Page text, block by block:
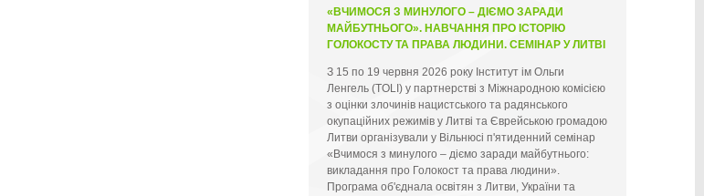
«ВЧИМОСЯ З МИНУЛОГО – ДІЄМО ЗАРАДИ
МАЙБУТНЬОГО». НАВЧАННЯ ПРО ІСТОРІЮ
ГОЛОКОСТУ ТА ПРАВА ЛЮДИНИ. СЕМІНАР У ЛИТВІ
З 15 по 19 червня 2026 року Інститут ім Ольги
Ленгель (TOLI) у партнерстві з Міжнародною комісією
з оцінки злочинів нацистського та радянського
окупаційних режимів у Литві та Єврейською громадою
Литви організували у Вільнюсі п'ятиденний семінар
«Вчимося з минулого – діємо заради майбутнього:
викладання про Голокост та права людини».
Програма об'єднала освітян з Литви, України та